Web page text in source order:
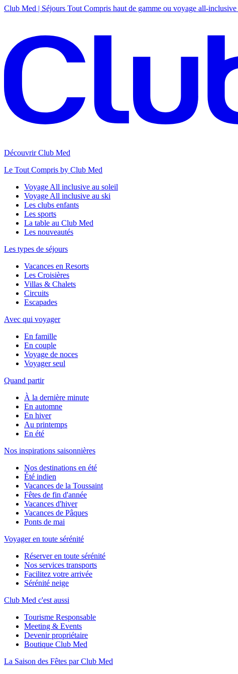
Club Med | Séjours Tout Compris haut de gamme ou voyage all-inclusive
Découvrir Club Med
Le Tout Compris by Club Med
Voyage All inclusive au soleil
Voyage All inclusive au ski
Les clubs enfants
Les sports
La table au Club Med
Les nouveautés
Les types de séjours
Vacances en Resorts
Les Croisières
Villas & Chalets
Circuits
Escapades
Avec qui voyager
En famille
En couple
Voyage de noces
Voyager seul
Quand partir
À la dernière minute
En automne
En hiver
Au printemps
En été
Nos inspirations saisonnières
Nos destinations en été
Été indien
Vacances de la Toussaint
Fêtes de fin d'année
Vacances d'hiver
Vacances de Pâques
Ponts de mai
Voyager en toute sérénité
Réserver en toute sérénité
Nos services transports
Facilitez votre arrivée
Sérénité neige
Club Med c'est aussi
Tourisme Responsable
Meeting & Events
Devenir propriétaire
Boutique Club Med
La Saison des Fêtes par Club Med